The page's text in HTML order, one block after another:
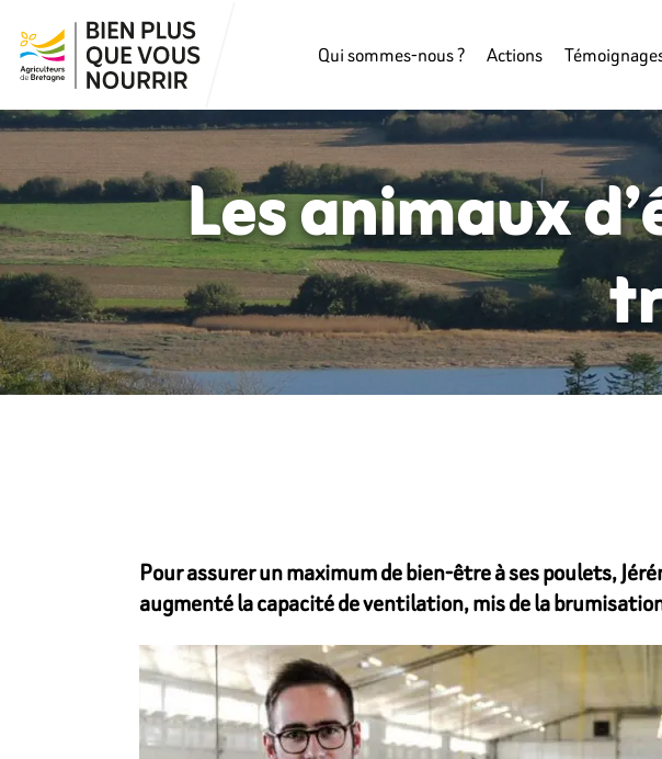
Qui sommes-nous ? Actions
Les animaux
Pour assurer un maximum de bien-être à ses poulets,
augmenté la capacité de ventilation, mis de la